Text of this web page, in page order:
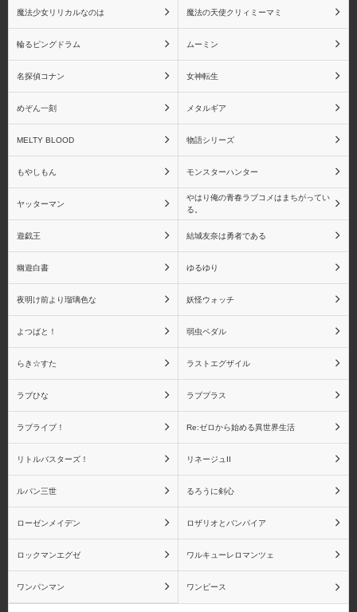
魔法少女リリカルなのは 魔法の天使クリィミーマミ
輪るピングドラム ムーミン
名探偵コナン 女神転生
めぞん一刻 メタルギア
MELTY BLOOD 物語シリーズ
もやしもん モンスターハンター
ヤッターマン
やはり俺の青春ラブコメはまちがってい
る。
遊戯王 結城友奈は勇者である
幽遊白書 ゆるゆり
夜明け前より瑠璃色な 妖怪ウォッチ
よつばと！ 弱虫ペダル
らき☆すた ラストエグザイル
ラブひな ラブプラス
ラブライブ！ Re:ゼロから始める異世界生活
リトルバスターズ！ リネージュII
ルパン三世 るろうに剣心
ローゼンメイデン ロザリオとバンパイア
ロックマンエグゼ ワルキューレロマンツェ
ワンパンマン ワンピース